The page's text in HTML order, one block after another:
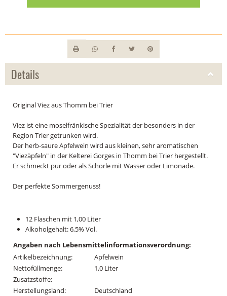
Details
Original Viez aus Thomm bei Trier
Viez ist eine moselfränkische Spezialität der besonders in der
Region Trier getrunken wird.
Der herb-saure Apfelwein wird aus kleinen, sehr aromatischen
"Viezäpfeln" in der Kelterei Gorges in Thomm bei Trier hergestellt.
Er schmeckt pur oder als Schorle mit Wasser oder Limonade.
Der perfekte Sommergenuss!
12 Flaschen mit 1,00 Liter
Alkoholgehalt: 6,5% Vol.
Angaben nach Lebensmittelinformationsverordnung:
Artikelbezeichnung:
Apfelwein
Nettofüllmenge:
1,0 Liter
Zusatzstoffe:
Herstellungsland:
Deutschland